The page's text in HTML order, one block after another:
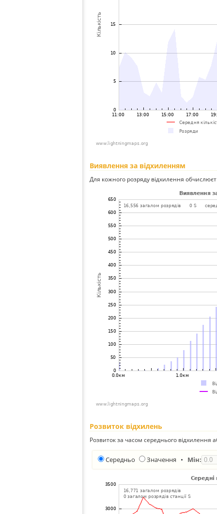
Виявлення за відхиленням
Для кожного розряду відхилення
Розвиток відхилень
Розвиток за часом середнього відхилення
Середньо Значення • Мін: